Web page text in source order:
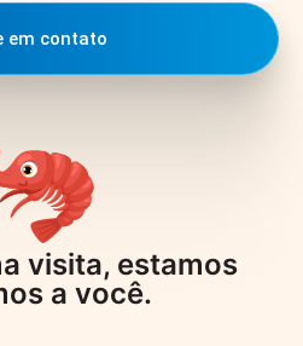
em contato
visita, estamos
a você.